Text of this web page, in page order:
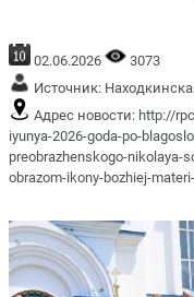
02.06.2026
3073
Источник:
Адрес новости: http://
iyunya-2026-goda-po-
preobrazhenskogo-nikolaya-
obrazom-ikony-bozhiej-